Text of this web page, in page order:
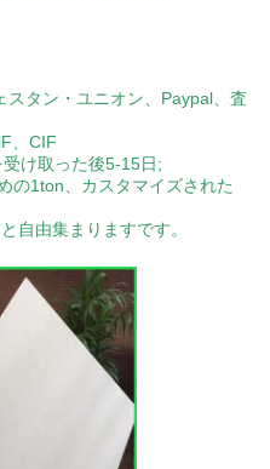
タン・ユニオン、Paypal、査
、CIF
け取った後5-15日;
の1ton、カスタマイズされた
自由集まりますです。